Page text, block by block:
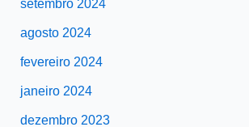
setembro 2024
agosto 2024
fevereiro 2024
janeiro 2024
dezembro 2023